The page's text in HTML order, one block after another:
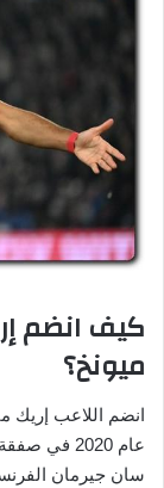
كيف انضم
ميونخ؟
انضم اللاعب
عام 2020
سان جيرمان